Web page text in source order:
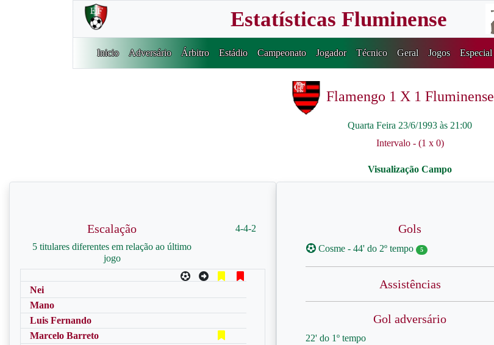
Estatísticas Fluminense
Inicio Adversário Árbitro Estádio Campeonato Jogador Técnico Geral Jogos Especial
Flamengo 1 X 1 Fluminense
Quarta Feira 23/6/1993 às 21:00
Intervalo - (1 x 0)
Escalação
5 titulares diferentes em relação ao último
jogo
4-4-2
Nei
Mano
Luis Fernando
Marcelo Barreto
Gols
Cosme - 44' do 2º tempo 5
Assistências
Gol adversário
22' do 1º tempo